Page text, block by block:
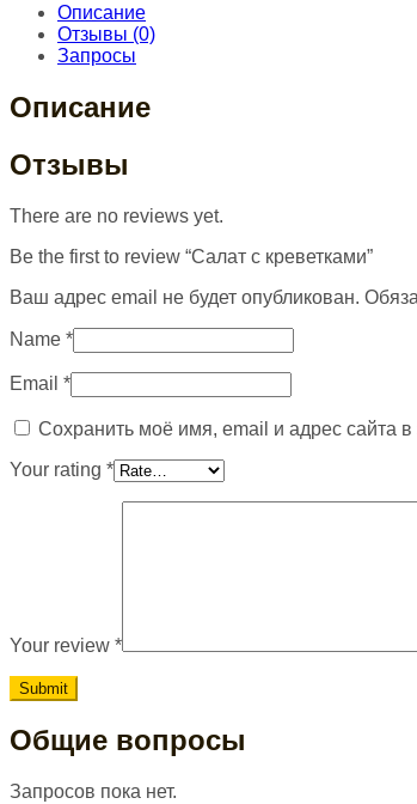
Описание
Отзывы (0)
Запросы
Описание
Отзывы
There are no reviews yet.
Be the first to review “Салат с креветками”
Ваш адрес email не будет опубликован.
Name *
Email *
Сохранить моё имя, email и адрес сайта
Your rating *
Your review *
Общие вопросы
Запросов пока нет.